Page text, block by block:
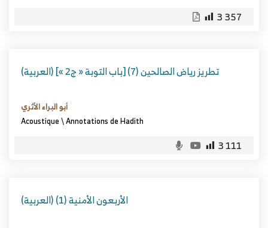
3 357
(العربية) تطريز رياض الصالحين (7) [باب التوبة « ج2 »]
أبو البراء الأثري
Acoustique\Annotations de Hadith
3 111
(العربية) الأربعون الأمنية (1)